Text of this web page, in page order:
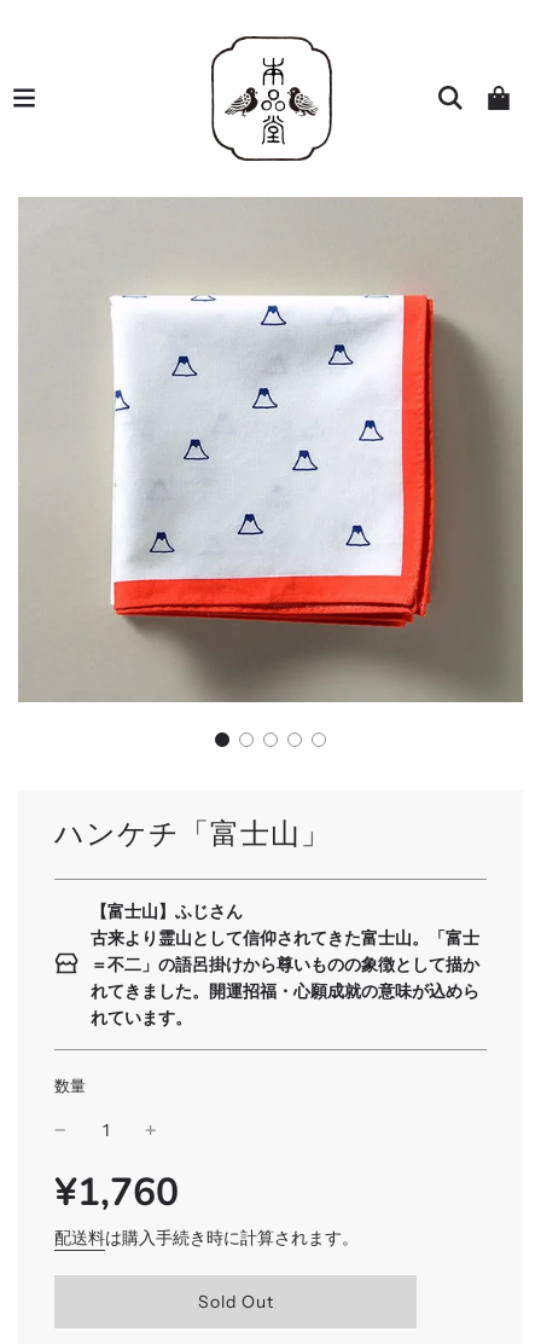
ハンケチ「富士山」
【富士山】ふじさん
古来より霊山として信仰されてきた富士山。「富士
＝不二」の語呂掛けから尊いものの象徴として描か
れてきました。開運招福・心願成就の意味が込めら
れています。
数量
SALE
PRICE
通
常
価
格
¥1,760
配送料は購入手続き時に計算されます。
読
Sold Out